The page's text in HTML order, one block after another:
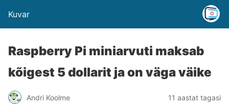
Kuvar
Raspberry Pi miniarvuti maksab
kõigest 5 dollarit ja on väga väike
Andri Koolme 11 aastat tagasi